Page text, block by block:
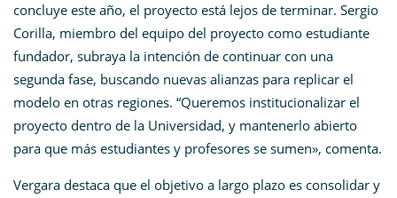
concluye este año, el proyecto está lejos de terminar. Sergio
Corilla, miembro del equipo del proyecto como estudiante
fundador, subraya la intención de continuar con una
segunda fase, buscando nuevas alianzas para replicar el
modelo en otras regiones. “Queremos institucionalizar el
proyecto dentro de la Universidad, y mantenerlo abierto
para que más estudiantes y profesores se sumen», comenta.
Vergara destaca que el objetivo a largo plazo es consolidar y